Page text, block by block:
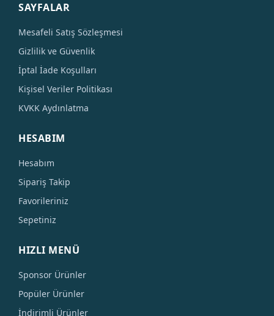
SAYFALAR
Mesafeli Satış Sözleşmesi
Gizlilik ve Güvenlik
İptal İade Koşulları
Kişisel Veriler Politikası
KVKK Aydınlatma
HESABIM
Hesabım
Sipariş Takip
Favorileriniz
Sepetiniz
HIZLI MENÜ
Sponsor Ürünler
Popüler Ürünler
İndirimli Ürünler